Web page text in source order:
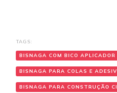
TAGS:
BISNAGA COM BICO APLICADOR
BISNAGA PARA COLAS E
BISNAGA PARA CONSTRUÇÃO